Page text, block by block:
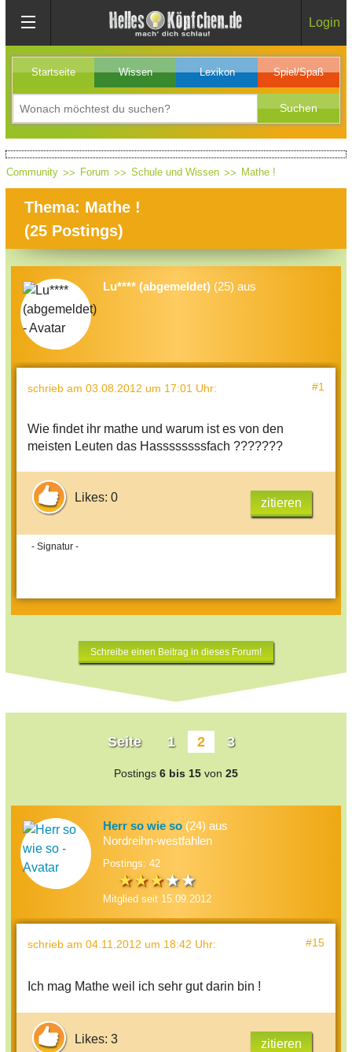
Login
Startseite Wissen Lexikon Spiel/Spaß
Community Forum Schule und Wissen Mathe !
Thema: Mathe !
(25 Postings)
Lu**** (abgemeldet) (25) aus
schrieb am 03.08.2012 um 17:01 Uhr: #1
Wie findet ihr mathe und warum ist es von den
meisten Leuten das Hassssssssfach ???????
Likes: 0 zitieren
- Signatur -
Schreibe einen Beitrag in dieses Forum!
Seite 1 2 3
Postings 6 bis 15 von 25
Herr so wie so (24) aus
Nordreihn-westfahlen
Postings: 42
Mitglied seit 15.09.2012
schrieb am 04.11.2012 um 18:42 Uhr: #15
Ich mag Mathe weil ich sehr gut darin bin !
Likes: 3 zitieren